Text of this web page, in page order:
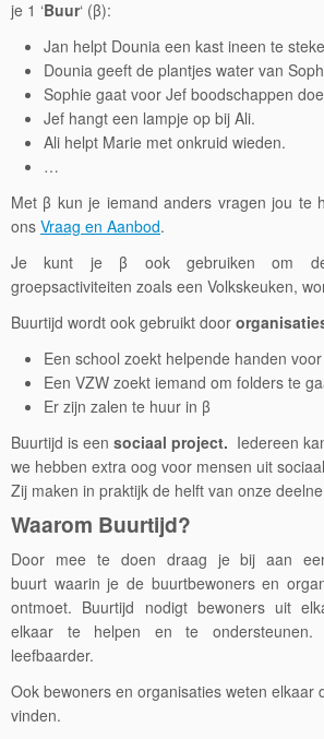
je 1 ‘Buur‘ (β):
Jan helpt Dounia een kast ineen te
Dounia geeft de plantjes water van
Sophie gaat voor Jef boodschappen
Jef hangt een lampje op bij Ali.
Ali helpt Marie met onkruid wieden.
…
Met β kun je iemand anders vragen jou te
ons Vraag en Aanbod.
Je kunt je β ook gebruiken om
groepsactiviteiten zoals een Volkskeuken,
Buurtijd wordt ook gebruikt door
Een school zoekt helpende handen
Een VZW zoekt iemand om folders te
Er zijn zalen te huur in β
Buurtijd is een sociaal project. Iedereen
we hebben extra oog voor mensen uit
Zij maken in praktijk de helft van onze
Waarom Buurtijd?
Door mee te doen draag je bij aan
buurt waarin je de buurtbewoners en
ontmoet. Buurtijd nodigt bewoners uit
elkaar te helpen en te
leefbaarder.
Ook bewoners en organisaties weten elkaar
vinden.